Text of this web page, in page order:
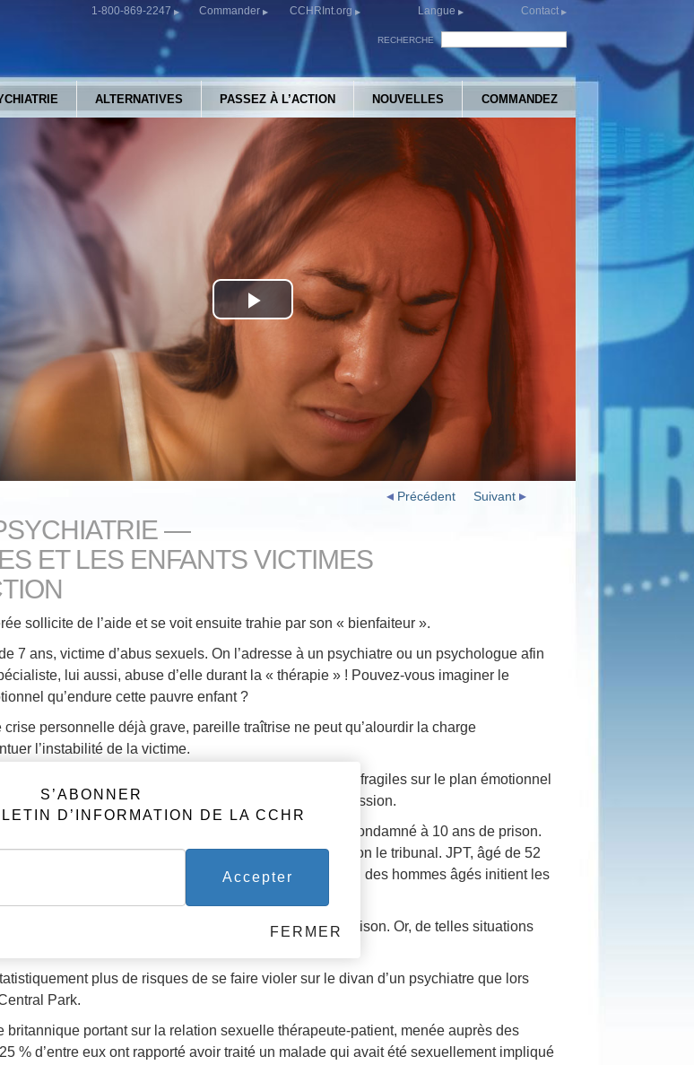
1-800-869-2247 Commander CCHRInt.org Langue Contact
RECHERCHE
ALTERNATIVES PASSEZ À L’ACTION NOUVELLES COMMANDEZ
Play
Suivant
Précédent
—
ET LES ENFANTS VICTIMES
sollicite de l’aide et se voit ensuite trahie par son « bienfaiteur ».
7 ans, victime d’abus sexuels. On l’adresse à un psychiatre ou un psychologue afin
lui aussi, abuse d’elle durant la « thérapie » ! Pouvez-vous imaginer le
qu’endure cette pauvre enfant ?
crise personnelle déjà grave, pareille traîtrise ne peut qu’alourdir la charge
l’instabilité de la victime.
psychiatres et psychologues censés aider des patients fragiles sur le plan émotionnel
méprisables. Cette trahison est indigne de leur profession.
psychothérapeute français, Jean Pierre. Tremel, était condamné à 10 ans de prison.
de viol sur deux patientes extrêmement vulnérables selon le tribunal. JPT, âgé de 52
« thérapie » était basée sur « une tradition orientale où des hommes âgés initient les
ne peuvent pas aider. Jamais. Il s’agit en fait d’une trahison. Or, de telles situations
plus de risques de se faire violer sur le divan d’un psychiatre que lors
Park.
britannique portant sur la relation sexuelle thérapeute-patient, menée auprès des
% d’entre eux ont rapporté avoir traité un malade qui avait été sexuellement impliqué
S’ABONNER
D’INFORMATION DE LA CCHR
Accepter
FERMER